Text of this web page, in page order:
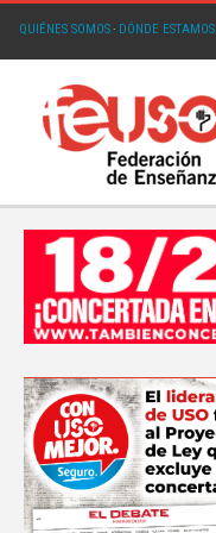
QUIÉNES SOMOS· DÓNDE ESTAMOS